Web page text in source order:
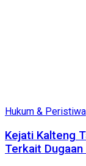
Hukum & Peristiwa
Kejati Kalteng
Terkait